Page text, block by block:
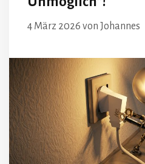
4 März 2026 von Johannes